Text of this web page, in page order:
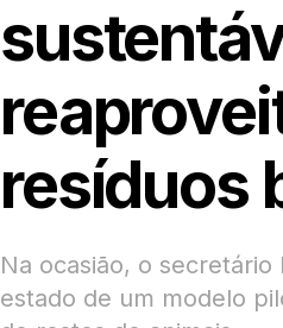
resíduos
Na ocasião, o
estado de um modelo